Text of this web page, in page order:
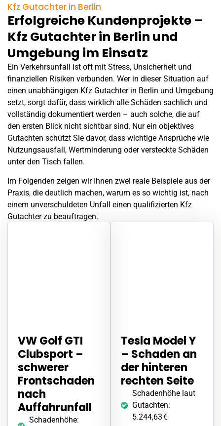
Kfz Gutachter in Berlin
Erfolgreiche Kundenprojekte –
Kfz Gutachter in Berlin und
Umgebung im Einsatz
Ein Verkehrsunfall ist oft mit Stress, Unsicherheit und
finanziellen Risiken verbunden. Wer in dieser Situation auf
einen unabhängigen Kfz Gutachter in Berlin und Umgebung
setzt, sorgt dafür, dass wirklich alle Schäden sachlich und
vollständig dokumentiert werden – auch solche, die auf
den ersten Blick nicht sichtbar sind. Nur ein objektives
Gutachten schützt Sie davor, dass wichtige Ansprüche wie
Nutzungsausfall, Wertminderung oder versteckte Schäden
unter den Tisch fallen.
Im Folgenden zeigen wir Ihnen zwei reale Beispiele aus der
Praxis, die deutlich machen, warum es so wichtig ist, nach
einem unverschuldeten Unfall einen qualifizierten Kfz
Gutachter zu beauftragen.
VW Golf GTI
Clubsport –
schwerer
Frontschaden
nach
Auffahrunfall
Schadenhöhe:
Tesla Model Y
– Schaden an
der hinteren
rechten Seite
Schadenhöhe laut
Gutachten:
5.244,63 €